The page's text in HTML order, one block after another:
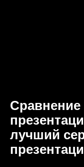
Сравнение
лучший